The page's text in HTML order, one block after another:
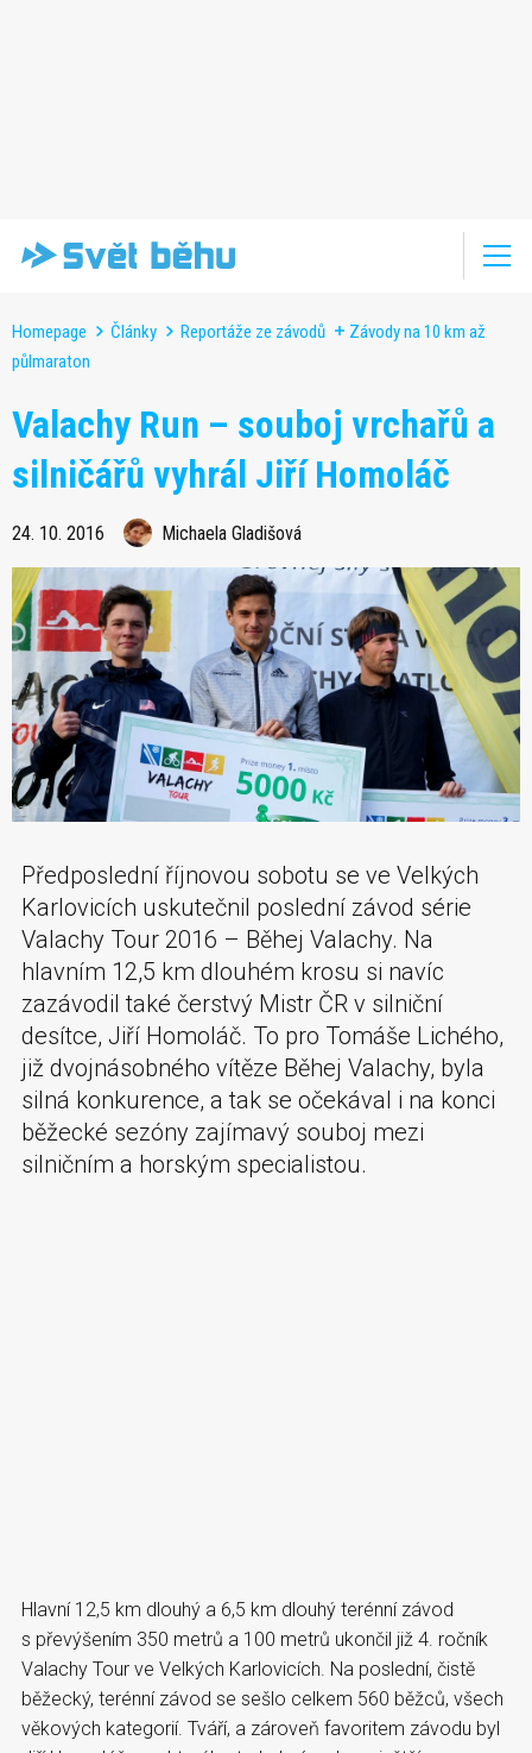
Homepage Články Reportáže ze závodů
Závody na 10 km až
půlmaraton
Valachy Run – souboj vrchařů a
silničářů vyhrál Jiří Homoláč
24. 10. 2016 Michaela Gladišová
Předposlední říjnovou sobotu se ve Velkých
Karlovicích uskutečnil poslední závod série
Valachy Tour 2016 – Běhej Valachy. Na
hlavním 12,5 km dlouhém krosu si navíc
zazávodil také čerstvý Mistr ČR v silniční
desítce, Jiří Homoláč. To pro Tomáše Lichého,
již dvojnásobného vítěze Běhej Valachy, byla
silná konkurence, a tak se očekával i na konci
běžecké sezóny zajímavý souboj mezi
silničním a horským specialistou.
Hlavní 12,5 km dlouhý a 6,5 km dlouhý terénní závod
s převýšením 350 metrů a 100 metrů ukončil již 4. ročník
Valachy Tour ve Velkých Karlovicích. Na poslední, čistě
běžecký, terénní závod se sešlo celkem 560 běžců, všech
věkových kategorií. Tváří, a zároveň favoritem závodu byl